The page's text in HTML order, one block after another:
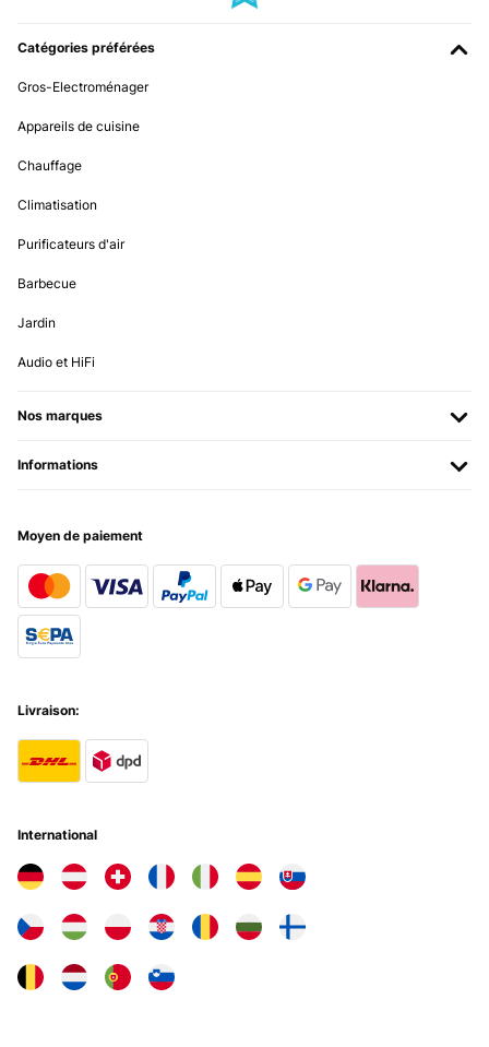
Catégories préférées
Gros-Electroménager
Appareils de cuisine
Chauffage
Climatisation
Purificateurs d'air
Barbecue
Jardin
Audio et HiFi
Nos marques
Informations
Moyen de paiement
Livraison:
International